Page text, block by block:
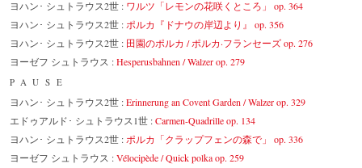
ヨハン･ シュトラウス2世 : ワルツ「レモンの花咲くところ」 op. 364
ヨハン･ シュトラウス2世 : ポルカ『ドナウの岸辺より』 op. 356
ヨハン･ シュトラウス2世 : 田園のポルカ / ポルカ·フランセーズ op. 276
ヨーゼフ シュトラウス :Hesperusbahnen / Walzer op. 279
PAUSE
ヨハン･ シュトラウス2世 :Erinnerung an Covent Garden / Walzer op. 329
エドゥアルド･ シュトラウス1世 :Carmen-Quadrille op. 134
ヨハン･ シュトラウス2世 : ポルカ「クラップフェンの森で」 op. 336
ヨーゼフ シュトラウス :Vélocipède / Quick polka op. 259